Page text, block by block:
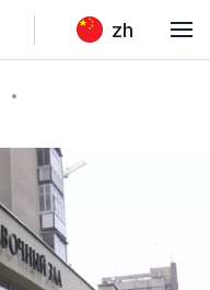
zh